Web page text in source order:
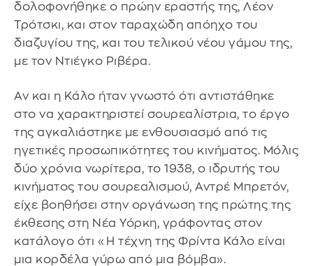
δολοφονήθηκε ο πρώην εραστής της, Λέον
Τρότσκι, και στον ταραχώδη απόηχο του
διαζυγίου της, και του τελικού νέου γάμου της,
με τον Ντιέγκο Ριβέρα.
Αν και η Κάλο ήταν γνωστό ότι αντιστάθηκε
στο να χαρακτηριστεί σουρεαλίστρια, το έργο
της αγκαλιάστηκε με ενθουσιασμό από τις
ηγετικές προσωπικότητες του κινήματος. Μόλις
δύο χρόνια νωρίτερα, το 1938, ο ιδρυτής του
κινήματος του σουρεαλισμού, Αντρέ Μπρετόν,
είχε βοηθήσει στην οργάνωση της πρώτης της
έκθεσης στη Νέα Υόρκη, γράφοντας στον
κατάλογο ότι «Η τέχνη της Φρίντα Κάλο είναι
μια κορδέλα γύρω από μια βόμβα».